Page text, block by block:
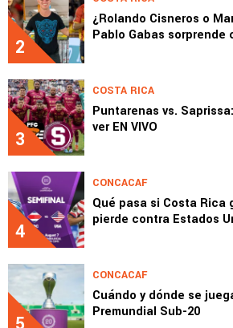
2
¿Rolando Cisneros o
Pablo Gabas
3
COSTA RICA
Puntarenas vs.
ver EN VIVO
4
CONCACAF
Qué pasa si Costa Rica
pierde contra Estados
CONCACAF
Cuándo y dónde se
Premundial Sub-20